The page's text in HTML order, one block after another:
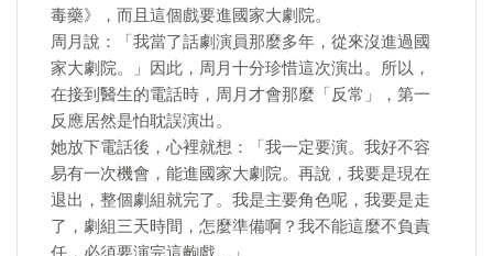
毒藥》，而且這個戲要進國家大劇院。
周月說：「我當了話劇演員那麼多年，從來沒進過國
家大劇院。」因此，周月十分珍惜這次演出。所以，
在接到醫生的電話時，周月才會那麼「反常」，第一
反應居然是怕耽誤演出。
她放下電話後，心裡就想：「我一定要演。我好不容
易有一次機會，能進國家大劇院。再說，我要是現在
退出，整個劇組就完了。我是主要角色呢，我要是走
了，劇組三天時間，怎麼準備啊？我不能這麼不負責